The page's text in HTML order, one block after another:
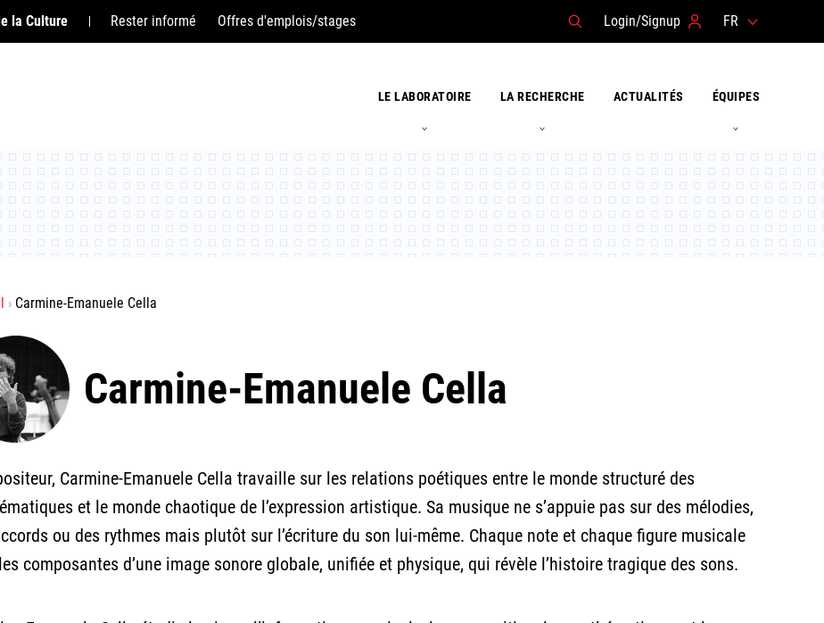
la Culture Rester informé Offres d'emplois/stages Login/Signup FR
LE LABORATOIRE LA RECHERCHE ACTUALITÉS ÉQUIPES
Carmine-Emanuele Cella
Carmine-Emanuele Cella
Carmine-Emanuele Cella travaille sur les relations poétiques entre le monde structuré des
et le monde chaotique de l’expression artistique. Sa musique ne s’appuie pas sur des mélodies,
ou des rythmes mais plutôt sur l’écriture du son lui-même. Chaque note et chaque figure musicale
composantes d’une image sonore globale, unifiée et physique, qui révèle l’histoire tragique des sons.